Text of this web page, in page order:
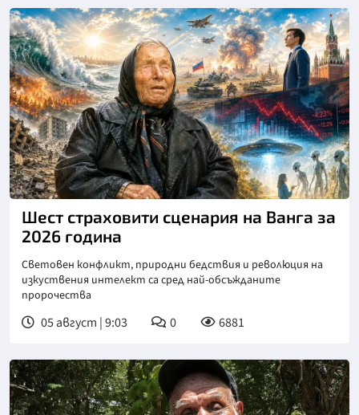
Шест страховити сценария на Ванга за
2026 година
Световен конфликт, природни бедствия и революция на
изкуствения интелект са сред най-обсъжданите
пророчества
05 август | 9:03 0 6881